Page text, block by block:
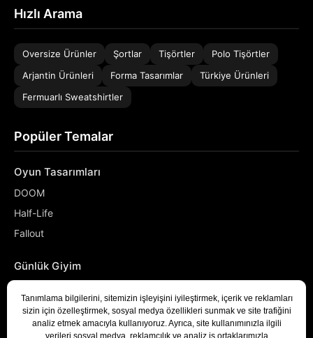
Hızlı Arama
Oversize Ürünler Şortlar Tişörtler
Polo Tişörtler
Arjantin Ürünleri
Forma Tasarımlar
Türkiye Ürünleri
Fermuarlı Sweatshirtler
Popüler Temalar
Oyun Tasarımları
DOOM
Half-Life
Fallout
Günlük Giyim
Denizci
Developer